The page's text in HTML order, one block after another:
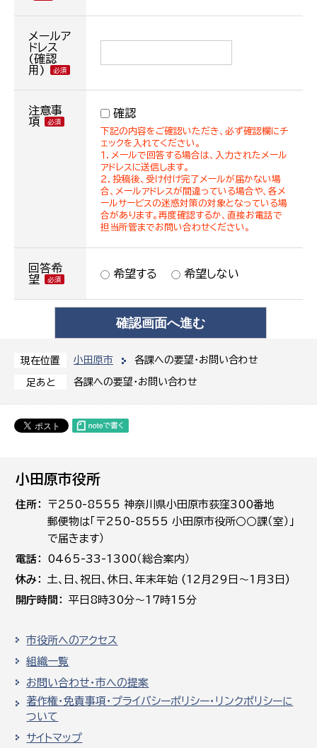
現在位置 小田原市 各課への要望・お問い合わせ
足あと 各課への要望・お問い合わせ
メールア
ドレス
(確認
用)
注意事
項
確認
下記の内容をご確認いただき、必ず確認欄にチ
ェックを入れてください。
１．メールで回答する場合は、入力されたメール
アドレスに送信します。
２．投稿後、受け付け完了メールが届かない場
合、メールアドレスが間違っている場合や、各メ
ールサービスの迷惑対策の対象となっている場
合があります。再度確認するか、直接お電話で
担当所管までお問い合わせください。
回答希
望
希望する 希望しない
小田原市役所
住所
〒250-8555 神奈川県小田原市荻窪300番地
郵便物は「〒250-8555 小田原市役所○○課（室）」
で届きます）
電話
0465-33-1300（総合案内）
休み
土､日､祝日、休日、年末年始 (12月29日～1月3日)
開庁時間
平日8時30分～17時15分
市役所へのアクセス
組織一覧
お問い合わせ・市への提案
著作権・免責事項・プライバシーポリシー・リンクポリシーに
ついて
サイトマップ